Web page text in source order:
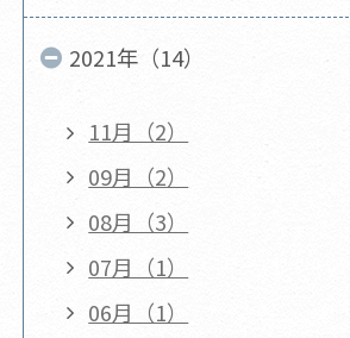
2021年（14）
11月（2）
09月（2）
08月（3）
07月（1）
06月（1）